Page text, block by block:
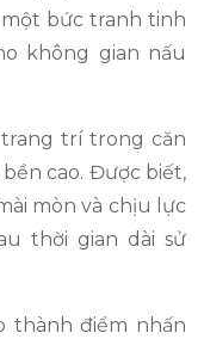
bức tranh tinh
không gian nấu
trang trí trong căn
cao. Được biết,
mòn và chịu lực
thời gian dài sử
thành điểm nhấn